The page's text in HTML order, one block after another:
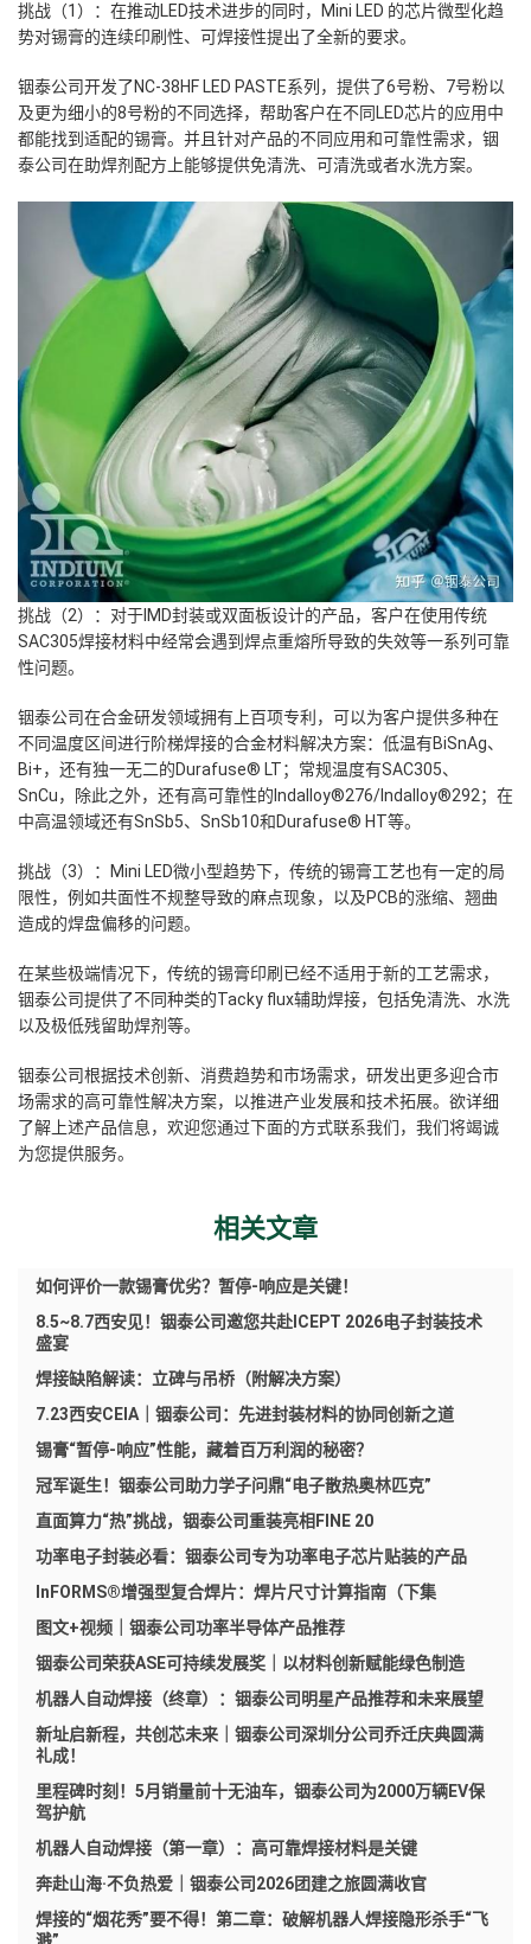
挑战（1）：在推动LED技术进步的同时，Mini LED 的芯片微型化趋
势对锡膏的连续印刷性、可焊接性提出了全新的要求。
铟泰公司开发了NC-38HF LED PASTE系列，提供了6号粉、7号粉以
及更为细小的8号粉的不同选择，帮助客户在不同LED芯片的应用中
都能找到适配的锡膏。并且针对产品的不同应用和可靠性需求，铟
泰公司在助焊剂配方上能够提供免清洗、可清洗或者水洗方案。
挑战（2）：对于IMD封装或双面板设计的产品，客户在使用传统
SAC305焊接材料中经常会遇到焊点重熔所导致的失效等一系列可靠
性问题。
铟泰公司在合金研发领域拥有上百项专利，可以为客户提供多种在
不同温度区间进行阶梯焊接的合金材料解决方案：低温有BiSnAg、
Bi+，还有独一无二的Durafuse® LT；常规温度有SAC305、
SnCu，除此之外，还有高可靠性的Indalloy®276/Indalloy®292；在
中高温领域还有SnSb5、SnSb10和Durafuse® HT等。
挑战（3）：Mini LED微小型趋势下，传统的锡膏工艺也有一定的局
限性，例如共面性不规整导致的麻点现象，以及PCB的涨缩、翘曲
造成的焊盘偏移的问题。
在某些极端情况下，传统的锡膏印刷已经不适用于新的工艺需求，
铟泰公司提供了不同种类的Tacky flux辅助焊接，包括免清洗、水洗
以及极低残留助焊剂等。
铟泰公司根据技术创新、消费趋势和市场需求，研发出更多迎合市
场需求的高可靠性解决方案，以推进产业发展和技术拓展。欲详细
了解上述产品信息，欢迎您通过下面的方式联系我们，我们将竭诚
为您提供服务。
相关文章
如何评价一款锡膏优劣？暂停-响应是关键！
8.5~8.7西安见！铟泰公司邀您共赴ICEPT 2026电子封装技术
盛宴
焊接缺陷解读：立碑与吊桥（附解决方案）
7.23西安CEIA｜铟泰公司：先进封装材料的协同创新之道
锡膏“暂停-响应”性能，藏着百万利润的秘密？
冠军诞生！铟泰公司助力学子问鼎“电子散热奥林匹克”
直面算力“热”挑战，铟泰公司重装亮相FINE 20
功率电子封装必看：铟泰公司专为功率电子芯片贴装的产品
InFORMS®增强型复合焊片：焊片尺寸计算指南（下集
图文+视频｜铟泰公司功率半导体产品推荐
铟泰公司荣获ASE可持续发展奖｜以材料创新赋能绿色制造
机器人自动焊接（终章）：铟泰公司明星产品推荐和未来展望
新址启新程，共创芯未来｜铟泰公司深圳分公司乔迁庆典圆满
礼成！
里程碑时刻！5月销量前十无油车，铟泰公司为2000万辆EV保
驾护航
机器人自动焊接（第一章）：高可靠焊接材料是关键
奔赴山海·不负热爱｜铟泰公司2026团建之旅圆满收官
焊接的“烟花秀”要不得！第二章：破解机器人焊接隐形杀手“飞